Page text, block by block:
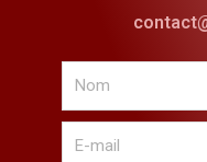
mail